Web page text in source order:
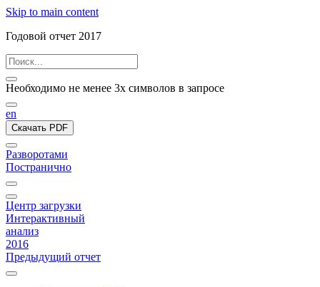
Skip to main content
Годовой отчет 2017
Необходимо не менее 3х символов в запросе
en
Скачать PDF
Разворотами
Постранично
Центр загрузки
Интерактивный
анализ
2016
Предыдущий отчет